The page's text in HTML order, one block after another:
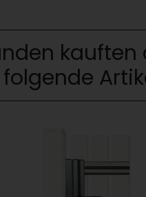
kauften
folgende